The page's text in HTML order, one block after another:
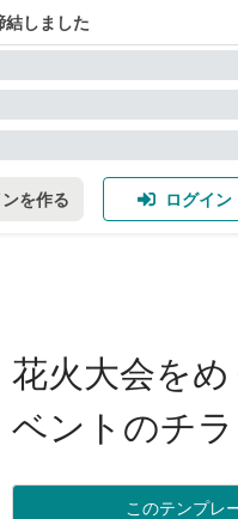
しました
を作る ログイン
花火大会を
ベントのチ
このテンプレ